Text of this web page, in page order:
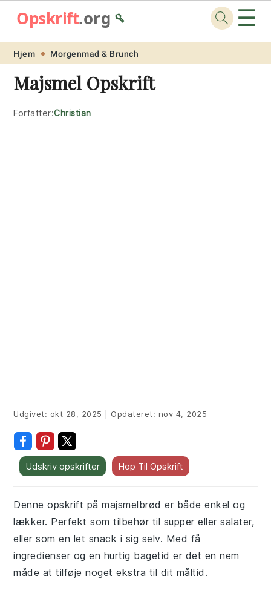
Skip
primary
navigation
Skip
main
content
Skip
primary
sidebar
Skip
footer
Opskrift.org🥄 ☰
Hjem Morgenmad & Brunch
Majsmel Opskrift
Forfatter:Christian
Udgivet: okt 28, 2025 Opdateret: nov 4, 2025
Udskriv opskrifter Hop Til Opskrift
Denne opskrift på majsmelbrød er både enkel og
lækker. Perfekt som tilbehør til supper eller salater,
eller som en let snack i sig selv. Med få
ingredienser og en hurtig bagetid er det en nem
måde at tilføje noget ekstra til dit måltid.